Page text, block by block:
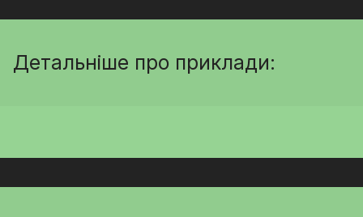
Детальніше про приклади: